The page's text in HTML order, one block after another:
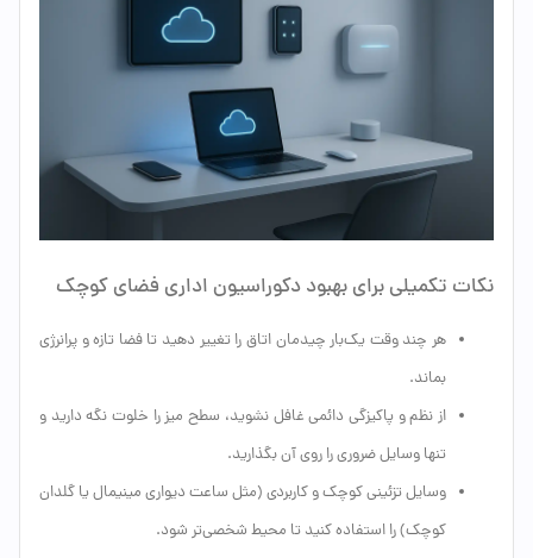
نکات تکمیلی برای بهبود دکوراسیون اداری فضای کوچک
هر چند وقت یک‌بار چیدمان اتاق را تغییر دهید تا فضا تازه و پرانرژی
بماند.
از نظم و پاکیزگی دائمی غافل نشوید، سطح میز را خلوت نگه دارید و
تنها وسایل ضروری را روی آن بگذارید.
وسایل تزئینی کوچک و کاربردی (مثل ساعت دیواری مینیمال یا گلدان
کوچک) را استفاده کنید تا محیط شخصی‌تر شود.